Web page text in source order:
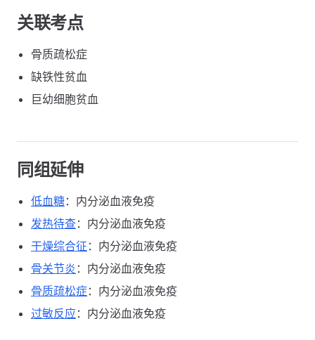
关联考点
骨质疏松症
缺铁性贫血
巨幼细胞贫血
同组延伸
低血糖：内分泌血液免疫
发热待查：内分泌血液免疫
干燥综合征 ：内分泌血液免疫
骨关节炎 ：内分泌血液免疫
骨质疏松症：内分泌血液免疫
过敏反应 ：内分泌血液免疫